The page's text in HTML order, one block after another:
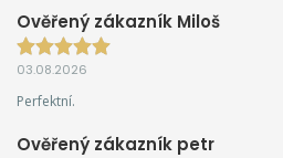
Ověřený zákazník Miloš
03.08.2026
Perfektní.
Ověřený zákazník petr